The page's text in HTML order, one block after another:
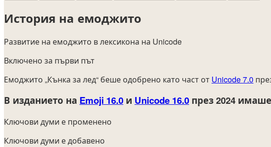
История на емоджито
Развитие на емоджито в лексикона на Unicode
Включено за първи път
Емоджито „Кънка за лед“ беше одобрено като част от Unicode 7.0
В изданието на Emoji 16.0 и Unicode 16.0 през 2024
Ключови думи е променено
Ключови думи е добавено